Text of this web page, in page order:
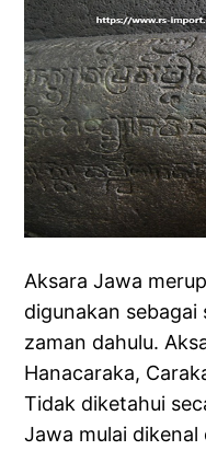
Aksara Jawa
digunakan sebagai
zaman dahulu.
Hanacaraka,
Tidak diketahui
Jawa mulai